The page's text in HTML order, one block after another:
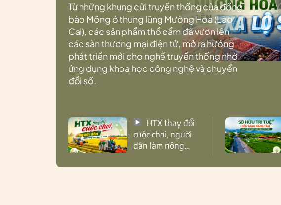
Từ những khung cửi truyền thống của đồng
bào Mông ở thung lũng Mường Hoa (Lào
Cai), các sản phẩm thổ cẩm đã vươn lên
các sàn thương mại điện tử, mở ra hướng
phát triển mới cho nghề truyền thống nhờ
ứng dụng khoa học công nghệ và chuyển
đổi số.
cuộc chơi, người
dân làm nông